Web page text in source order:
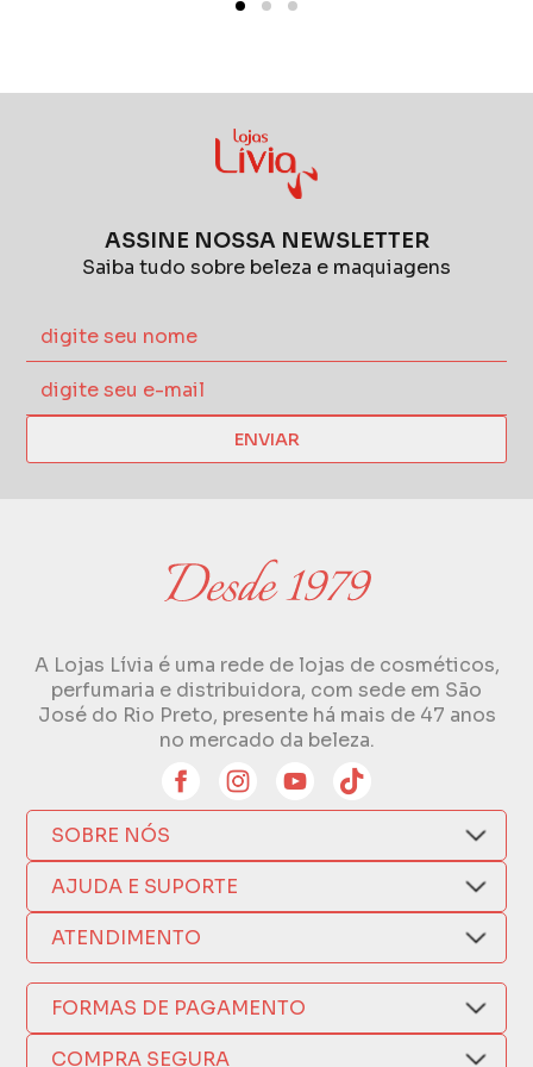
ASSINE NOSSA NEWSLETTER
Saiba tudo sobre beleza e maquiagens
ENVIAR
A Lojas Lívia é uma rede de lojas de cosméticos,
perfumaria e distribuidora, com sede em São
José do Rio Preto, presente há mais de 47 anos
no mercado da beleza.
SOBRE NÓS
Quem Somos
Compra Segura
Como Comprar
Nossas Lojas
Política de Privacidade
AJUDA E SUPORTE
Nosso Aplicativo
Trocas e Devoluções
Formas de Pagamento
Fretes e Entregas
Fabricantes
ATENDIMENTO
Fale por WhatsApp
(17) 3209-9595
sacweb@lojaslivia.com.br
FORMAS DE PAGAMENTO
COMPRA SEGURA